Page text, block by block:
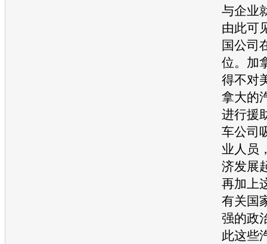
与企业
由此可
国公司
位。加
得不对
拿大的
进行援
车公司
业人员
济发展
再加上
有关国
强的政
此这些